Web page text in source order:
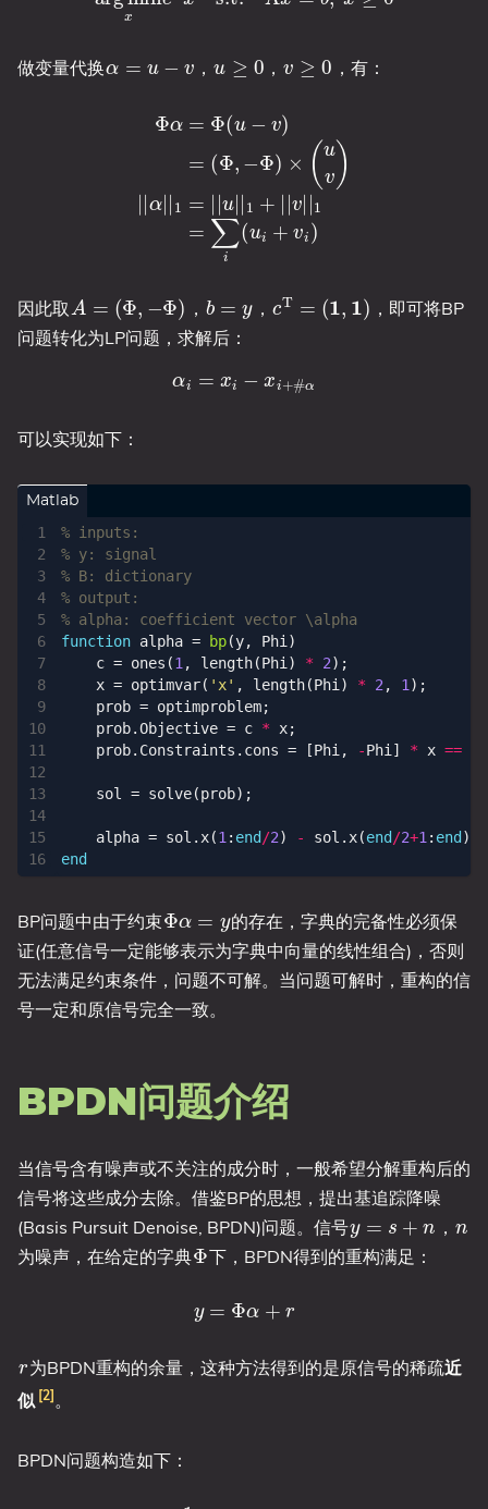
做变量代换 ， ， ，有：
=Φ v)=( −Φ
1= || 1+||v 1=∑
因此取
A Φ,−
，
b
，
T , 1
，即可将BP
问题转化为LP问题，求解后：
αi= xi−xi +# α
可以实现如下：
Matlab
4
6
7
8
9
10
14
16
% inputs:
% y: signal
% B: dictionary
% output:
% alpha: coefficient vector \alpha
function alpha = bp(y, Phi )
c = ones (1 , length(Phi ) * 2);
x = optimvar( 'x' , length(Phi ) * 2 , 1 );
prob = optimproblem;
prob.Objective = c * x;
prob. Constraints . cons = [Phi , -Phi ] * x ==
sol = solve(prob);
alpha = sol . x(1 : end /2) - sol . x(end /2+1 : end );
end
BP问题中由于约束
Φ
的存在，字典的完备性必须保
证(任意信号一定能够表示为字典中向量的线性组合)，否则
无法满足约束条件，问题不可解。当问题可解时，重构的信
号一定和原信号完全一致。
BPDN问题介绍
当信号含有噪声或不关注的成分时，一般希望分解重构后的
信号将这些成分去除。借鉴BP的思想，提出基追踪降噪
(Basis Pursuit Denoise, BPDN)问题。信号
y=s+n
，
为噪声，在给定的字典
Φ
下，BPDN得到的重构满足：
y= Φα r
为BPDN重构的余量，这种方法得到的是原信号的稀疏近
似 2 。
BPDN问题构造如下：